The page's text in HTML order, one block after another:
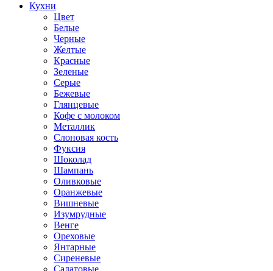
Кухни
Цвет
Белые
Черные
Желтые
Красные
Зеленые
Серые
Бежевые
Глянцевые
Кофе с молоком
Металлик
Слоновая кость
Фуксия
Шоколад
Шампань
Оливковые
Оранжевые
Вишневые
Изумрудные
Венге
Ореховые
Янтарные
Сиреневые
Салатовые